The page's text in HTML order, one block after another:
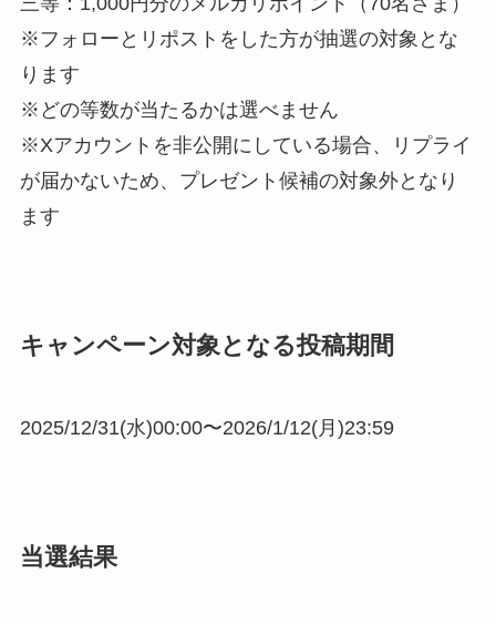
※フォローとリポストをした方が抽選の対象とな
ります
※どの等数が当たるかは選べません
※Xアカウントを非公開にしている場合、リプライ
が届かないため、プレゼント候補の対象外となり
ます
キャンペーン対象となる投稿期間
2025/12/31(水)00:00〜2026/1/12(月)23:59
当選結果